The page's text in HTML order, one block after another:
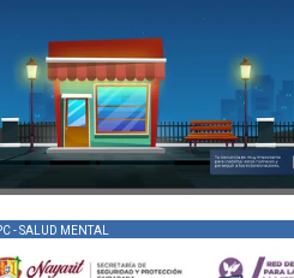
- SALUD MENTAL